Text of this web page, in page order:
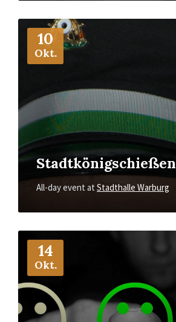
10
Okt.
Stadtkönigschießen
All-day event at Stadthalle Warburg
More
14
Okt.
More